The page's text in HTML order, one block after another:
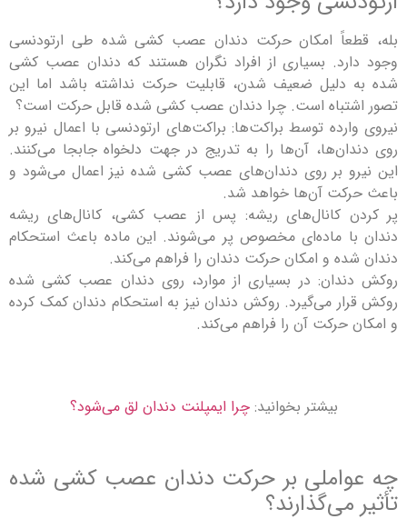
بله، قطعاً امکان حرکت دندان عصب کشی شده طی ارتودنسی
وجود دارد. بسیاری از افراد نگران هستند که دندان عصب کشی
شده به دلیل ضعیف شدن، قابلیت حرکت نداشته باشد اما این
تصور اشتباه است. چرا دندان عصب کشی شده قابل حرکت است؟
نیروی وارده توسط براکت‌ها: براکت‌های ارتودنسی با اعمال نیرو بر
روی دندان‌ها، آن‌ها را به تدریج در جهت دلخواه جابجا می‌کنند.
این نیرو بر روی دندان‌های عصب کشی شده نیز اعمال می‌شود و
باعث حرکت آن‌ها خواهد شد.
پر کردن کانال‌های ریشه: پس از عصب کشی، کانال‌های ریشه
دندان با ماده‌ای مخصوص پر می‌شوند. این ماده باعث استحکام
دندان شده و امکان حرکت دندان را فراهم می‌کند.
روکش دندان: در بسیاری از موارد، روی دندان عصب کشی شده
روکش قرار می‌گیرد. روکش دندان نیز به استحکام دندان کمک کرده
و امکان حرکت آن را فراهم می‌کند.
بیشتر بخوانید:چرا ایمپلنت دندان لق می‌شود؟
چه عواملی بر حرکت دندان عصب کشی شده
تأثیر می‌گذارند؟